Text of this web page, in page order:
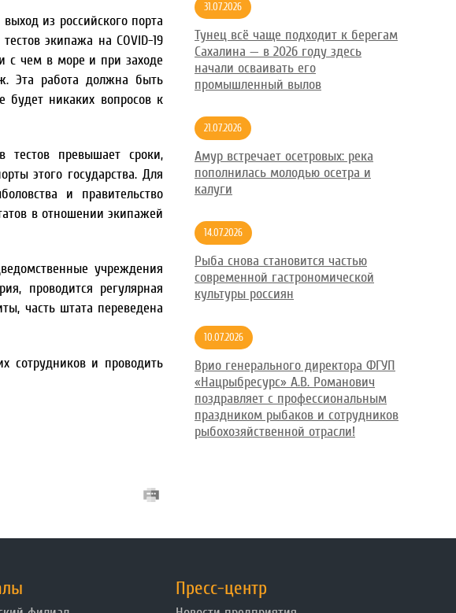
из российского порта
экипажа на COVID-19
с чем в море и при заходе
Эта работа должна быть
будет никаких вопросов к
тестов превышает сроки,
этого государства. Для
и правительство
в отношении экипажей
учреждения
проводится регулярная
часть штата переведена
сотрудников и проводить
31.07.2026
Тунец всё чаще подходит к берегам
Сахалина — в 2026 году здесь
начали осваивать его
промышленный вылов
21.07.2026
Амур встречает осетровых: река
пополнилась молодью осетра и
калуги
14.07.2026
Рыба снова становится частью
современной гастрономической
культуры россиян
10.07.2026
Врио генерального директора ФГУП
«Нацрыбресурс» А.В. Романович
поздравляет с профессиональным
праздником рыбаков и сотрудников
рыбохозяйственной отрасли!
Пресс-центр